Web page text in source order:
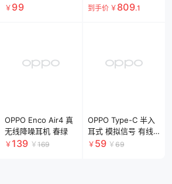
￥ 99 到手价 ￥ 809.1
OPPO Enco Air4 真
无线降噪耳机 春绿
￥ 139 ￥169
OPPO Type-C 半入
耳式 模拟信号 有线
耳机
￥ 59 ￥69